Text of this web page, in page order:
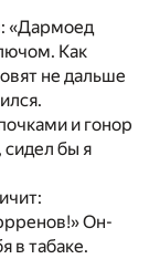
«Дармоед
Как
не дальше
и гонор
сидел бы я
Он-
в табаке.